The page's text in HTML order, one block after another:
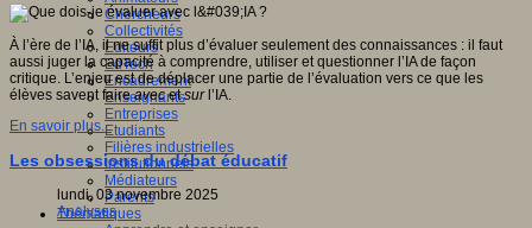
Chercheurs
Collectivités
Editeurs
EdTech
Encadrement
Enseignants
Entreprises
Etudiants
Filières industrielles
Institutionnels
Médiateurs
Parents
Thématiques
À l’ère de l’IA, il ne suffit plus d’évaluer seulement des connaissances : il faut
aussi juger la capacité à comprendre, utiliser et questionner l’IA de façon
critique. L’enjeu est de déplacer une partie de l’évaluation vers ce que les
élèves savent faireavecetsurl’IA.
En savoir plus...
Les obsessions du débat éducatif
lundi, 03 novembre 2025
Analyses